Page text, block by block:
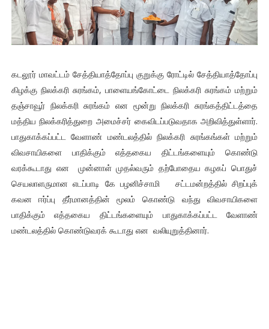
கடலூர் மாவட்டம் சேத்தியாத்தோப்பு குறுக்கு ரோட்டில் சேத்தியாத்தோப்பு
கிழக்கு நிலக்கரி சுரங்கம், பாளையங்கோட்டை நிலக்கரி சுரங்கம் மற்றும்
தஞ்சாவூர் நிலக்கரி சுரங்கம் என மூன்று நிலக்கரி சுரங்கத்திட்டத்தை
மத்திய நிலக்கரித்துறை அமைச்சர் கைவிடப்படுவதாக அறிவித்துள்ளார்.
பாதுகாக்கப்பட்ட வேளாண் மண்டலத்தில் நிலக்கரி சுரங்கங்கள் மற்றும்
விவசாயிகளை பாதிக்கும் எத்தகைய திட்டங்களையும் கொண்டு
வரக்கூடாது என முன்னாள் முதல்வரும் தற்போதைய கழகப் பொதுச்
செயலாளருமான எடப்பாடி கே பழனிச்சாமி சட்டமன்றத்தில் சிறப்புக்
கவன ஈர்ப்பு தீர்மானத்தின் மூலம் கொண்டு வந்து விவசாயிகளை
பாதிக்கும் எத்தகைய திட்டங்களையும் பாதுகாக்கப்பட்ட வேளாண்
மண்டலத்தில் கொண்டுவரக் கூடாது என வலியுறுத்தினார்.